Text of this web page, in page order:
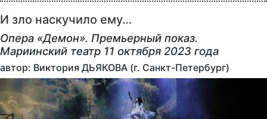
И зло наскучило ему…
Опера «Демон». Премьерный показ.
Мариинский театр 11 октября 2023 года
автор: Виктория ДЬЯКОВА (г. Санкт-Петербург)